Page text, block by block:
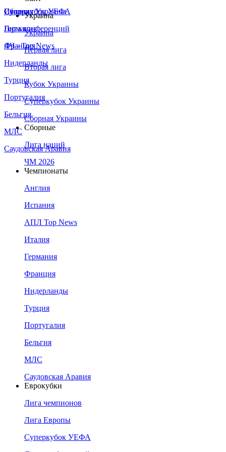
Сборная Украины
Италия
Германия
Франция
Нидерланды
Турция
Португалия
Бельгия
МЛС
Саудовская Аравия
Суперкубок УЕФА
Лига конференций
ЛЧ - Top News
Украина
Украина
Первая лига
Вторая лига
Кубок Украины
Суперкубок Украины
Сборная Украины
Сборные
Лига наций
ЧМ 2026
Чемпионаты
Англия
Испания
АПЛ Top News
Италия
Германия
Франция
Нидерланды
Турция
Португалия
Бельгия
МЛС
Саудовская Аравия
Еврокубки
Лига чемпионов
Лига Европы
Суперкубок УЕФА